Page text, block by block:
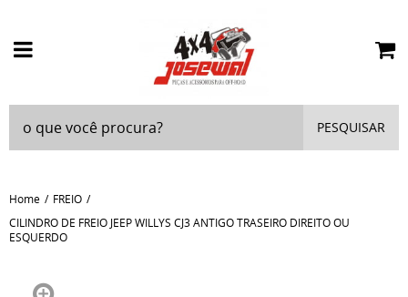
PESQUISAR
Home
FREIO
CILINDRO DE FREIO JEEP WILLYS CJ3 ANTIGO TRASEIRO DIREITO OU
ESQUERDO